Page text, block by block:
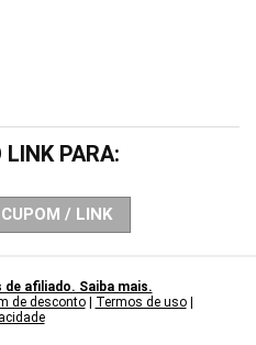
LINK PARA:
/ LINK
afiliado. Saiba mais.
de desconto| Termos de uso|